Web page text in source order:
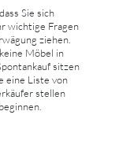
Sie sich
wichtige Fragen
ziehen.
Möbel in
sitzen
eine Liste von
stellen